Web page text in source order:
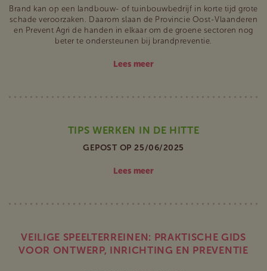
Brand kan op een landbouw- of tuinbouwbedrijf in korte tijd grote
schade veroorzaken. Daarom slaan de Provincie Oost-Vlaanderen
en Prevent Agri de handen in elkaar om de groene sectoren nog
beter te ondersteunen bij brandpreventie.
Lees meer
TIPS WERKEN IN DE HITTE
GEPOST OP 25/06/2025
Lees meer
VEILIGE SPEELTERREINEN: PRAKTISCHE GIDS
VOOR ONTWERP, INRICHTING EN PREVENTIE